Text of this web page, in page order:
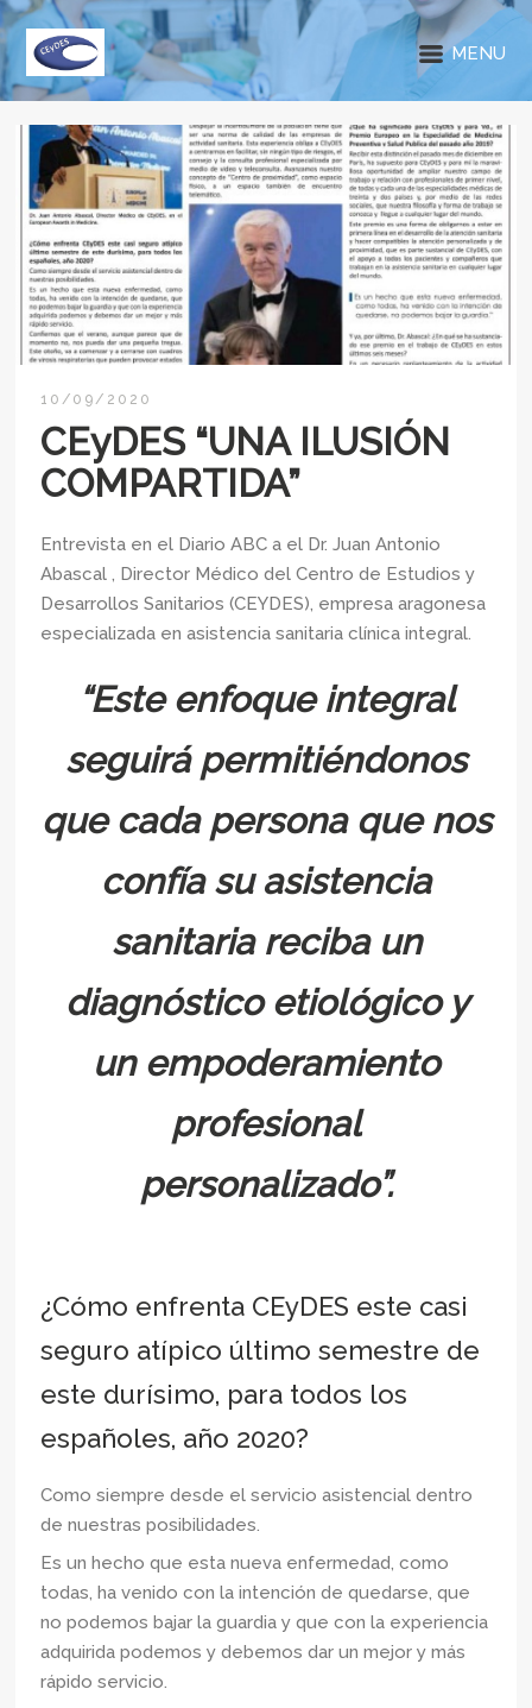
MENU
10/09/2020
CEyDES “UNA ILUSIÓN
COMPARTIDA”
Entrevista en el Diario ABC a el Dr. Juan Antonio
Abascal , Director Médico del Centro de Estudios y
Desarrollos Sanitarios (CEYDES), empresa aragonesa
especializada en asistencia sanitaria clínica integral.
“Este enfoque integral
seguirá permitiéndonos
que cada persona que nos
confía su asistencia
sanitaria reciba un
diagnóstico etiológico y
un empoderamiento
profesional
personalizado”.
¿Cómo enfrenta CEyDES este casi
seguro atípico último semestre de
este durísimo, para todos los
españoles, año 2020?
Como siempre desde el servicio asistencial dentro
de nuestras posibilidades.
Es un hecho que esta nueva enfermedad, como
todas, ha venido con la intención de quedarse, que
no podemos bajar la guardia y que con la experiencia
adquirida podemos y debemos dar un mejor y más
rápido servicio.